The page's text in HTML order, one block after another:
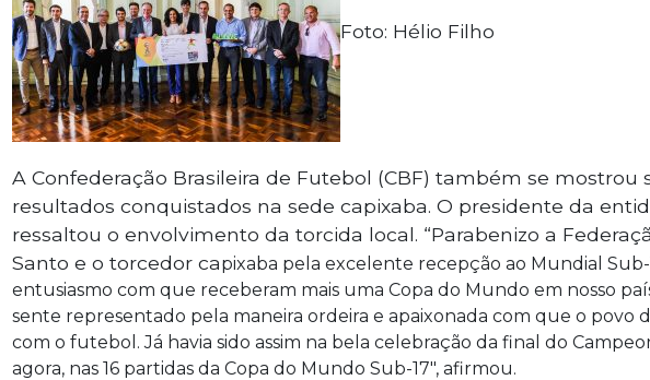
Foto: Hélio Filho
A Confederação Brasileira de Futebol (CBF) também se mostrou
resultados conquistados na sede capixaba. O presidente da
ressaltou o envolvimento da torcida local. “Parabenizo a
Santo e o torcedor capixaba pela excelente recepção ao Mundial
entusiasmo com que receberam mais uma Copa do Mundo em nosso
sente representado pela maneira ordeira e apaixonada com que o povo
com o futebol. Já havia sido assim na bela celebração da final do
agora, nas 16 partidas da Copa do Mundo Sub-17″, afirmou.